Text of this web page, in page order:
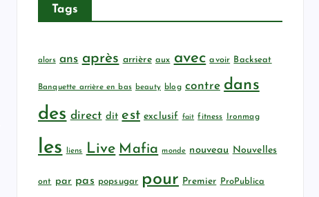
Tags
alors ans après arrière aux avec avoir Backseat
Banquette arrière en bas beauty blog contre dans
des direct dit est exclusif fait fitness Ironmag
les liens Live Mafia monde nouveau Nouvelles
ont par pas popsugar pour Premier ProPublica